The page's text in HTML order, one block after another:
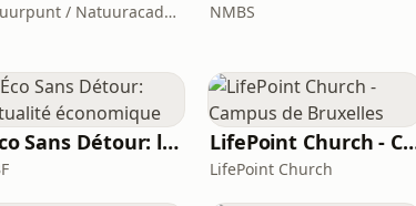
Natuurpunt / Natuuracademie NMBS
L’Éco Sans Détour: l'actualité économique LifePoint Church -
LifePoint Church